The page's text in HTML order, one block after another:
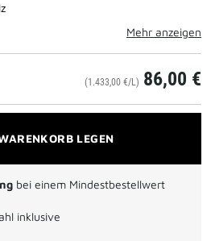
Mehr anzeigen
(1.433,00 €/L) 86,00 €
LEGEN
bei einem Mindestbestellwert
inklusive